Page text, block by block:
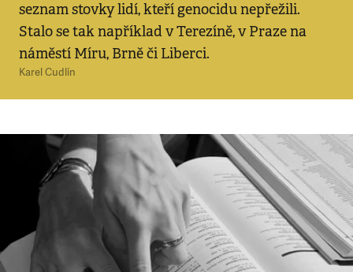
seznam stovky lidí, kteří genocidu nepřežili.
Stalo se tak například v Terezíně, v Praze na
náměstí Míru, Brně či Liberci.
Karel Cudlín